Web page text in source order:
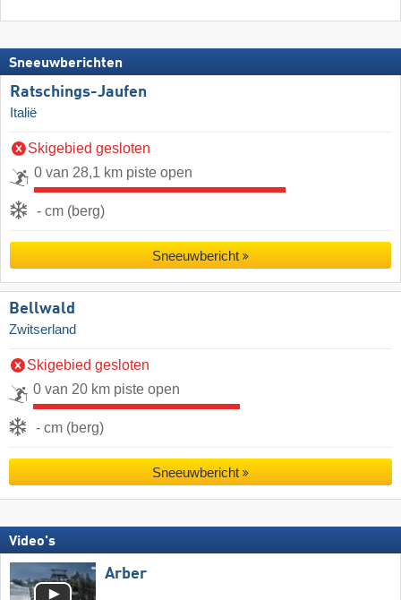
Sneeuwberichten
Ratschings-Jaufen
Italië
Skigebied gesloten
0 van 28,1 km piste open
- cm (berg)
Sneeuwbericht
Bellwald
Zwitserland
Skigebied gesloten
0 van 20 km piste open
- cm (berg)
Sneeuwbericht
Video's
Arber